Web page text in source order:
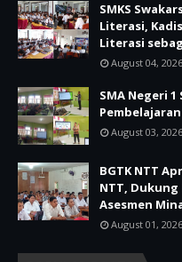
SMKS
Literasi,
Literasi
August 04, 2026
SMA Negeri
August 03, 2026
BGTK NTT
NTT,
Asesmen
August 01, 2026